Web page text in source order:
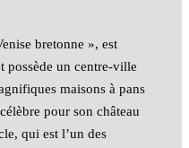
bretonne », est
possède un centre-ville
maisons à pans
pour son château
qui est l’un des